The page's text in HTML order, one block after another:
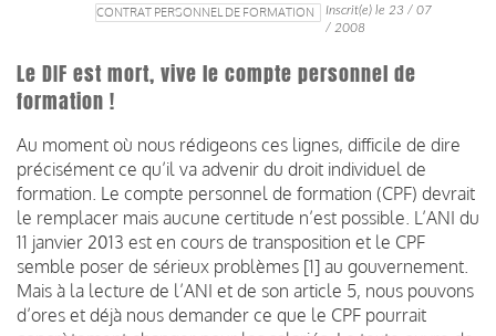
CONTRAT PERSONNEL DE FORMATION
Inscrit(e) le 23 / 07
/ 2008
Le DIF est mort, vive le compte personnel de
formation !
Au moment où nous rédigeons ces lignes, difficile de dire
précisément ce qu’il va advenir du droit individuel de
formation. Le compte personnel de formation (CPF) devrait
le remplacer mais aucune certitude n’est possible. L’ANI du
11 janvier 2013 est en cours de transposition et le CPF
semble poser de sérieux problèmes [1] au gouvernement.
Mais à la lecture de l’ANI et de son article 5, nous pouvons
d’ores et déjà nous demander ce que le CPF pourrait